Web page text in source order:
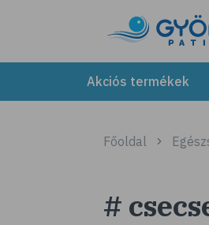
Akciós termékek
Főoldal
#